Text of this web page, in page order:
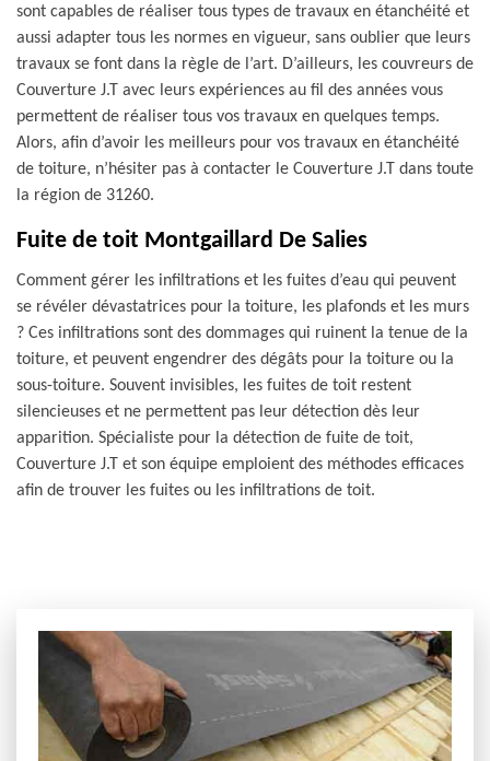
sont capables de réaliser tous types de travaux en étanchéité et
aussi adapter tous les normes en vigueur, sans oublier que leurs
travaux se font dans la règle de l’art. D’ailleurs, les couvreurs de
Couverture J.T avec leurs expériences au fil des années vous
permettent de réaliser tous vos travaux en quelques temps.
Alors, afin d’avoir les meilleurs pour vos travaux en étanchéité
de toiture, n’hésiter pas à contacter le Couverture J.T dans toute
la région de 31260.
Fuite de toit Montgaillard De Salies
Comment gérer les infiltrations et les fuites d’eau qui peuvent
se révéler dévastatrices pour la toiture, les plafonds et les murs
? Ces infiltrations sont des dommages qui ruinent la tenue de la
toiture, et peuvent engendrer des dégâts pour la toiture ou la
sous-toiture. Souvent invisibles, les fuites de toit restent
silencieuses et ne permettent pas leur détection dès leur
apparition. Spécialiste pour la détection de fuite de toit,
Couverture J.T et son équipe emploient des méthodes efficaces
afin de trouver les fuites ou les infiltrations de toit.